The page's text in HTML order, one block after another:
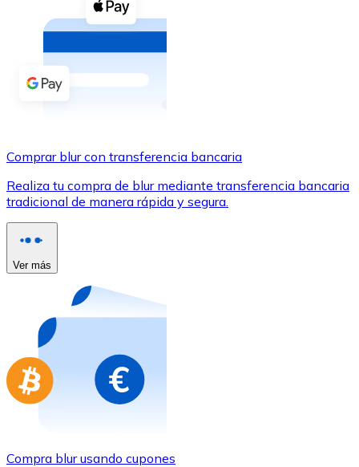
Compra criptomonedas con efectivo en tu tienda más
Comprar con efectivo
Transferencia SEPA
Utiliza tarjetas Visa y Mastercard para comprar
Comprar con tarjeta
Compra tarjetas regalo de tus marcas favoritas con
Ir a la tienda de tarjetas regalo
Comprar blur con transferencia bancaria
Realiza tu compra de blur mediante transferencia bancaria
tradicional de manera rápida y segura.
Ver más
Compra blur usando cupones